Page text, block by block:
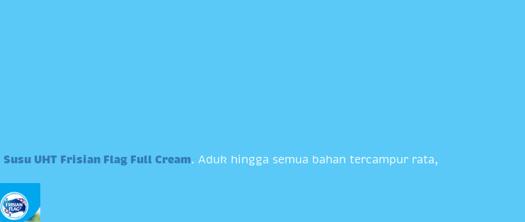
Susu UHT Frisian Flag Full Cream. Aduk hingga semua bahan tercampur rata,